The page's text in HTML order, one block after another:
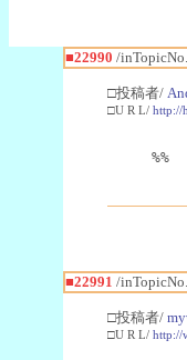
■22990 /
□投稿者/
□U R L/ http://
%%
■22991 /
□投稿者/
□U R L/ http://